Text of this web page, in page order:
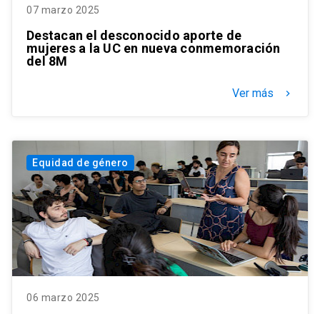
07 marzo 2025
Destacan el desconocido aporte de
mujeres a la UC en nueva conmemoración
del 8M
Ver más keyboard_arrow_right
Equidad de género
06 marzo 2025